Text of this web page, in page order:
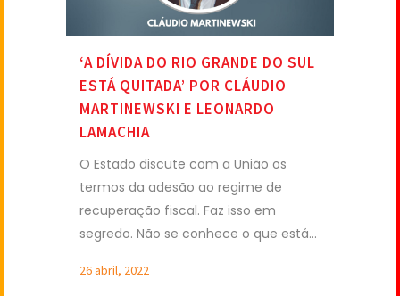
‘A DÍVIDA DO RIO GRANDE DO SUL
ESTÁ QUITADA’ POR CLÁUDIO
MARTINEWSKI E LEONARDO
LAMACHIA
O Estado discute com a União os
termos da adesão ao regime de
recuperação fiscal. Faz isso em
segredo. Não se conhece o que está...
26 abril, 2022